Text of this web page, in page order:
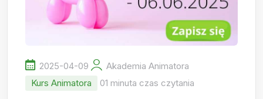
2025-04-09
Akademia Animatora
Kurs Animatora
01 minuta czas czytania